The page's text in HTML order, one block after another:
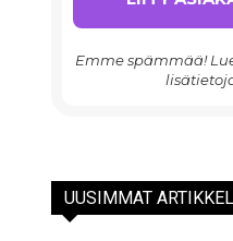
Emme spämmää!
UUSIMMAT